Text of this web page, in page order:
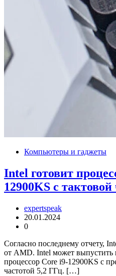
Компьютеры и гаджеты
Intel готовит
12900KS с
expertspeak
20.01.2024
0
Согласно последнему отчету,
от AMD. Intel может выпустить
процессор Core i9-12900KS с
частотой 5,2 ГГц. […]